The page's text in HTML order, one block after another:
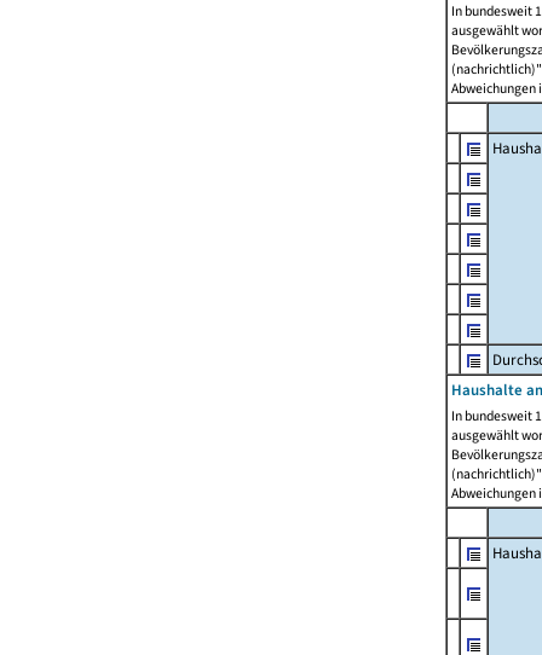
In bundesweit
ausgewählt
Abweichungen
Haushalte
In bundesweit
ausgewählt
Abweichungen